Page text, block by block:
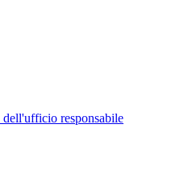
dell'ufficio responsabile